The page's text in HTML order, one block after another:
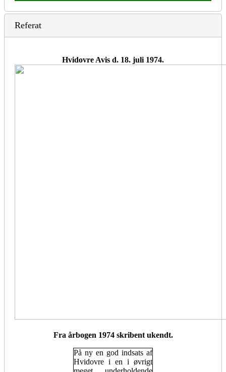
Referat
Hvidovre Avis d. 18. juli 1974.
Fra årbogen 1974 skribent ukendt.
På ny en god indsats af
Hvidovre i en i øvrigt